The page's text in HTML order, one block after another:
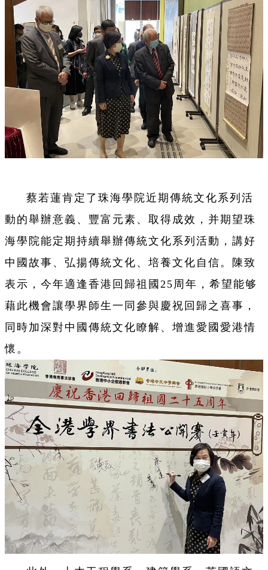
蔡若蓮肯定了珠海學院近期傳統文化系列活
動的舉辦意義、豐富元素、取得成效，并期望珠
海學院能定期持續舉辦傳統文化系列活動，講好
中國故事、弘揚傳統文化、培養文化自信。陳致
表示，今年適逢香港回歸祖國25周年，希望能够
藉此機會讓學界師生一同參與慶祝回歸之喜事，
同時加深對中國傳統文化瞭解、增進愛國愛港情
懷。